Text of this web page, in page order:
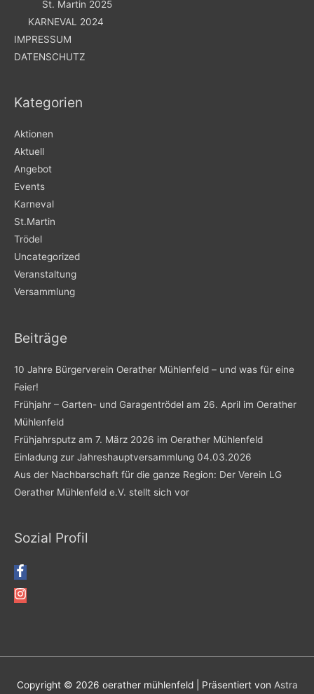
St. Martin 2025
KARNEVAL 2024
IMPRESSUM
DATENSCHUTZ
Kategorien
Aktionen
Aktuell
Angebot
Events
Karneval
St.Martin
Trödel
Uncategorized
Veranstaltung
Versammlung
Beiträge
10 Jahre Bürgerverein Oerather Mühlenfeld – und was für eine
Feier!
Frühjahr – Garten- und Garagentrödel am 26. April im Oerather
Mühlenfeld
Frühjahrsputz am 7. März 2026 im Oerather Mühlenfeld
Einladung zur Jahreshauptversammlung 04.03.2026
Aus der Nachbarschaft für die ganze Region: Der Verein LG
Oerather Mühlenfeld e.V. stellt sich vor
Sozial Profil
Copyright © 2026 oerather mühlenfeld| Präsentiert von Astra